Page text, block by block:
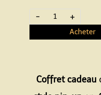
- +
Acheter
Coffret cadeau